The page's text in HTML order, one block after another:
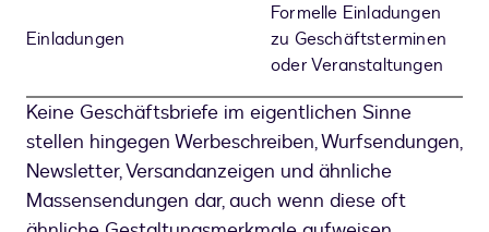
Einladungen
Formelle Einladungen
zu Geschäftsterminen
oder Veranstaltungen
Keine Geschäftsbriefe im eigentlichen Sinne
stellen hingegen Werbeschreiben, Wurfsendungen,
Newsletter, Versandanzeigen und ähnliche
Massensendungen dar, auch wenn diese oft